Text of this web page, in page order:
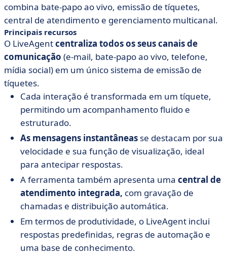
combina bate-papo ao vivo, emissão de tíquetes,
central de atendimento e gerenciamento multicanal.
Principais recursos
O LiveAgentcentraliza todos os seus canais de
comunicação (e-mail, bate-papo ao vivo, telefone,
mídia social) em um único sistema de emissão de
tíquetes.
Cada interação é transformada em um tíquete,
permitindo um acompanhamento fluido e
estruturado.
As mensagens instantâneas se destacam por sua
velocidade e sua função de visualização, ideal
para antecipar respostas.
A ferramenta também apresenta uma central de
atendimento integrada, com gravação de
chamadas e distribuição automática.
Em termos de produtividade, o LiveAgent inclui
respostas predefinidas, regras de automação e
uma base de conhecimento.